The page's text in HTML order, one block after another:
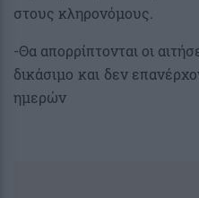
στους κληρονόμους.
-Θα απορρίπτονται οι
δικάσιμο και δεν
ημερών